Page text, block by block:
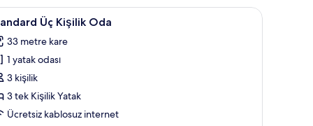
masası, ücretsiz kablosuz İnternet, çarşaf takımıStandard Üç Kişilik Oda | Minibar, ütü/ütü
3 Üç Kişilik Oda
33 metre kare
1 yatak odası
3 kişilik
3 tek Kişilik Yatak
Ücretsiz kablosuz internet